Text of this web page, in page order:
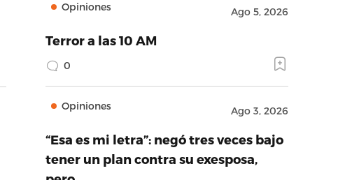
Opiniones Ago 5, 2026
Terror a las 10 AM
0
Opiniones Ago 3, 2026
“Esa es mi letra”: negó tres veces bajo
tener un plan contra su exesposa,